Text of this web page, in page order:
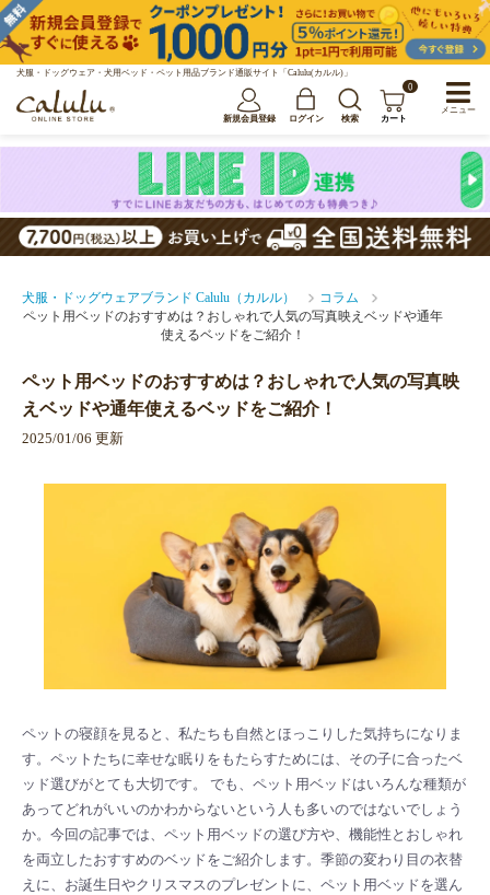
犬服・ドッグウェア・犬用ベッド・ペット用品ブランド通販サイト「Calulu(カルル)」
新規会員登録 ログイン 検索
0
カート
犬服・ドッグウェアブランド Calulu（カルル）
コラム
ペット用ベッドのおすすめは？おしゃれで人気の写真映えベッドや通年
使えるベッドをご紹介！
ペット用ベッドのおすすめは？おしゃれで人気の写真映
えベッドや通年使えるベッドをご紹介！
2025/01/06 更新
ペットの寝顔を見ると、私たちも自然とほっこりした気持ちになりま
す。ペットたちに幸せな眠りをもたらすためには、その子に合ったベ
ッド選びがとても大切です。 でも、ペット用ベッドはいろんな種類が
あってどれがいいのかわからないという人も多いのではないでしょう
か。今回の記事では、ペット用ベッドの選び方や、機能性とおしゃれ
を両立したおすすめのベッドをご紹介します。季節の変わり目の衣替
えに、お誕生日やクリスマスのプレゼントに、ペット用ベッドを選ん
メニュー